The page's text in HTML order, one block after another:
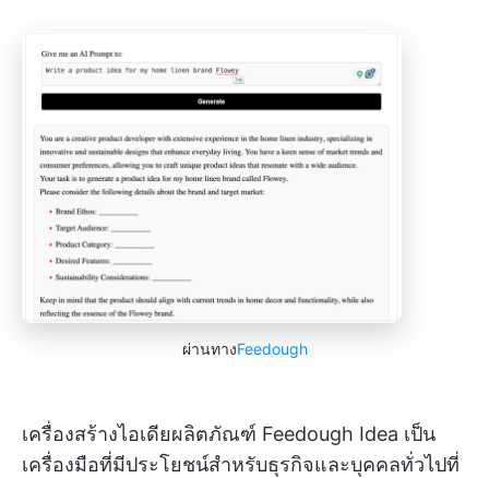
ผ่านทางFeedough
เครื่องสร้างไอเดียผลิตภัณฑ์ Feedough Idea เป็น
เครื่องมือที่มีประโยชน์สำหรับธุรกิจและบุคคลทั่วไปที่